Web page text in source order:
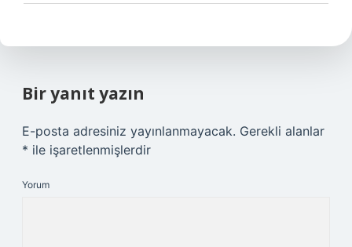
Bir yanıt yazın
E-posta adresiniz yayınlanmayacak. Gerekli alanlar
* ile işaretlenmişlerdir
Yorum